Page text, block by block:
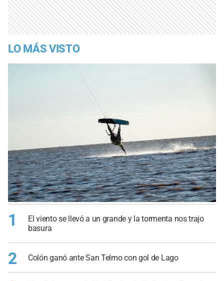
LO MÁS VISTO
1
El viento se llevó a un grande y la tormenta nos trajo
basura
2 Colón ganó ante San Telmo con gol de Lago